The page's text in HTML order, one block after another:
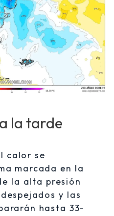
la tarde
calor se
marcada en la
la alta presión
y las
hasta 33-